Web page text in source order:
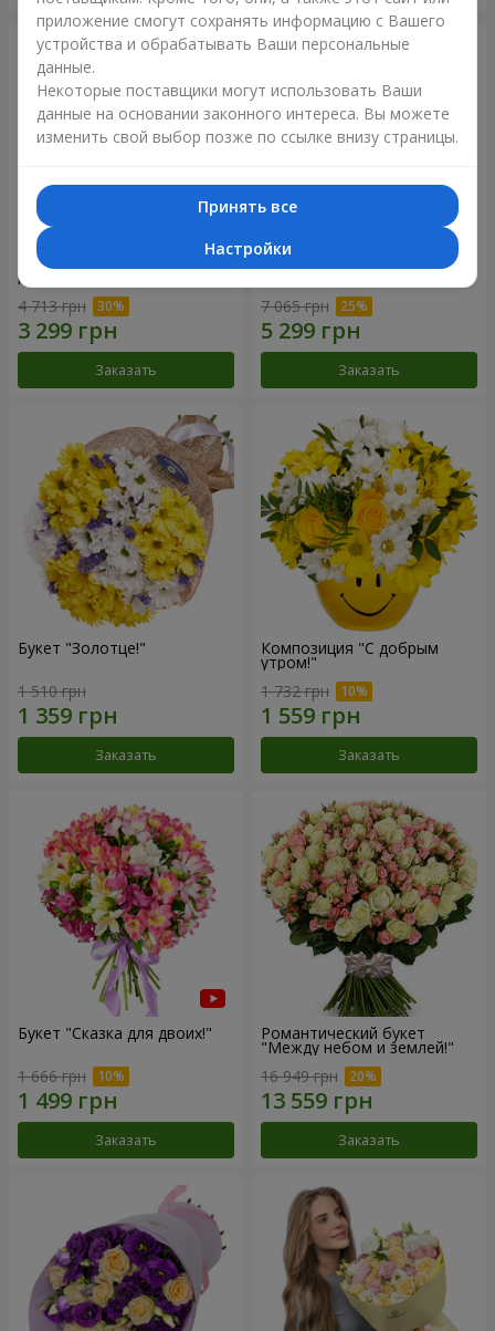
Цветы в коробке "25
красных роз!"
4 713 грн
Заказать
Композиция в коробке
7 065 грн
Заказать
Букет "Золотце!"
1 510 грн
Заказать
Композиция "С добрым
утром!"
1 732 грн
Заказать
Букет "Сказка для двоих!"
1 666 грн
Заказать
Романтический букет
"Между небом и землей!"
16 949 грн
Заказать
приложение смогут сохранять информацию с Вашего
устройства и обрабатывать Ваши персональные
данные.
Некоторые поставщики могут использовать Ваши
данные на основании законного интереса. Вы можете
изменить свой выбор позже по ссылке внизу страницы.
Принять все
Настройки